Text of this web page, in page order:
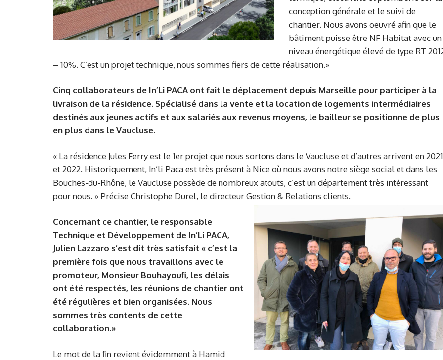
conception générale et le suivi de
chantier. Nous avons oeuvré afin que le
bâtiment puisse être NF Habitat avec un
niveau énergétique élevé de type RT
– 10%. C’est un projet technique, nous sommes fiers de cette réalisation.»
Cinq collaborateurs de In’Li PACA ont fait le déplacement depuis Marseille pour participer à la
livraison de la résidence. Spécialisé dans la vente et la location de logements intermédiaires
destinés aux jeunes actifs et aux salariés aux revenus moyens, le bailleur se positionne de plus
en plus dans le Vaucluse.
« La résidence Jules Ferry est le 1er projet que nous sortons dans le Vaucluse et d’autres arrivent en 2021
et 2022. Historiquement, In’li Paca est très présent à Nice où nous avons notre siège social et dans les
Bouches-du-Rhône, le Vaucluse possède de nombreux atouts, c’est un département très intéressant
pour nous. » Précise Christophe Durel, le directeur Gestion & Relations clients.
Concernant ce chantier, le responsable
Technique et Développement de In’Li PACA,
Julien Lazzaro s’est dit très satisfait « c’est la
première fois que nous travaillons avec le
promoteur, Monsieur Bouhayoufi, les délais
ont été respectés, les réunions de chantier ont
été régulières et bien organisées. Nous
sommes très contents de cette
collaboration.»
Le mot de la fin revient évidemment à Hamid